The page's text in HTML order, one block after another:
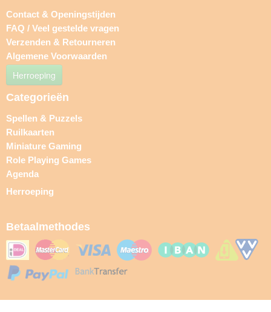
Contact & Openingstijden
FAQ / Veel gestelde vragen
Verzenden & Retourneren
Algemene Voorwaarden
Herroeping
Categorieën
Spellen & Puzzels
Ruilkaarten
Miniature Gaming
Role Playing Games
Agenda
Herroeping
Betaalmethodes